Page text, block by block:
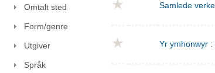
Omtalt sted
Form/genre
Utgiver
Språk
Samlede
Yr ymhonwyr :